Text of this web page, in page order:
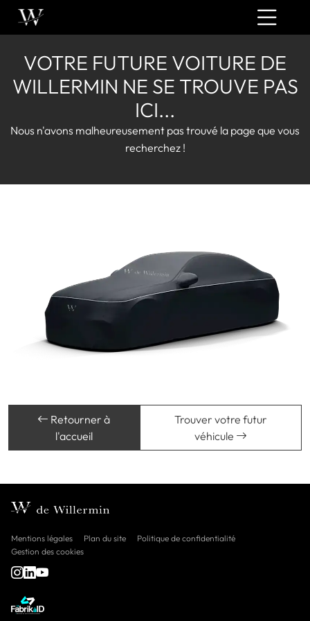
VOTRE FUTURE VOITURE DE
WILLERMIN NE SE TROUVE PAS
ICI...
Nous n'avons malheureusement pas trouvé la page que vous
recherchez !
Retourner à
l'accueil
Trouver votre futur
véhicule
Mentions légales Plan du site
Politique de confidentialité
Gestion des cookies